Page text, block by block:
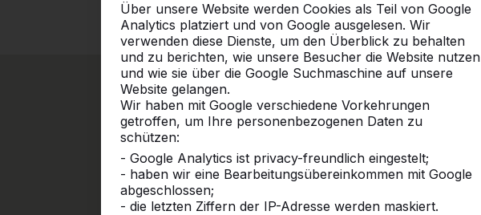
Über unsere Website werden Cookies als Teil von Google
Analytics platziert und von Google ausgelesen. Wir
verwenden diese Dienste, um den Überblick zu behalten
und zu berichten, wie unsere Besucher die Website nutzen
und wie sie über die Google Suchmaschine auf unsere
Website gelangen.
Wir haben mit Google verschiedene Vorkehrungen
getroffen, um Ihre personenbezogenen Daten zu
schützen:
- Google Analytics ist privacy-freundlich eingestelt;
- haben wir eine Bearbeitungsübereinkommen mit Google
abgeschlossen;
- die letzten Ziffern der IP-Adresse werden maskiert.